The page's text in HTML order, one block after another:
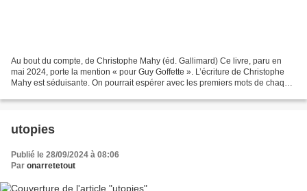
Au bout du compte, de Christophe Mahy (éd. Gallimard) Ce livre, paru en
mai 2024, porte la mention « pour Guy Goffette ». L’écriture de Christophe
Mahy est séduisante. On pourrait espérer avec les premiers mots de chaque
utopies
Publié le 28/09/2024 à 08:06
Par onarretetout